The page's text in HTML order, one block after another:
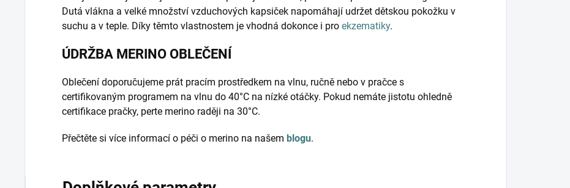
Dutá vlákna a velké množství vzduchových kapsiček napomáhají udržet dětskou pokožku v
suchu a v teple. Díky těmto vlastnostem je vhodná dokonce i pro ekzematiky.
ÚDRŽBA MERINO OBLEČENÍ
Oblečení doporučujeme prát pracím prostředkem na vlnu, ručně nebo v pračce s
certifikovaným programem na vlnu do 40°C na nízké otáčky. Pokud nemáte jistotu ohledně
certifikace pračky, perte merino raději na 30°C.
Přečtěte si více informací o péči o merino na našem blogu.